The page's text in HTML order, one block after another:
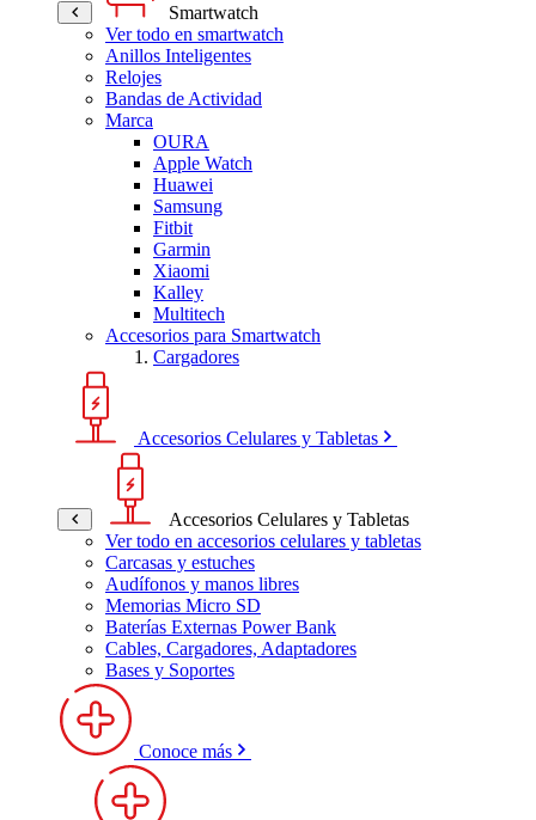
Smartwatch
Ver todo en smartwatch
Anillos Inteligentes
Relojes
Bandas de Actividad
Marca
OURA
Apple Watch
Huawei
Samsung
Fitbit
Garmin
Xiaomi
Kalley
Multitech
Accesorios para Smartwatch
Cargadores
Accesorios Celulares y Tabletas
Accesorios Celulares y Tabletas
Ver todo en accesorios celulares y tabletas
Carcasas y estuches
Audífonos y manos libres
Memorias Micro SD
Baterías Externas Power Bank
Cables, Cargadores, Adaptadores
Bases y Soportes
Conoce más